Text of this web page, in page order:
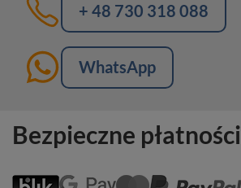
+ 48 730 318 088
WhatsApp
Bezpieczne płatności